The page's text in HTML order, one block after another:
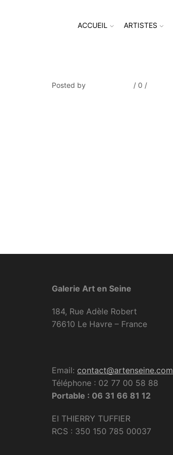
ACCUEIL ARTISTES
Posted by / 0 /
Galerie Art en Seine
184, Rue Adèle Robert
76610 Le Havre – France
Email: contact@artenseine.com
Téléphone : 02 77 00 58 88
Portable : 06 31 66 81 12
EI THIERRY TUFFIER
RCS : 350 150 785 00037